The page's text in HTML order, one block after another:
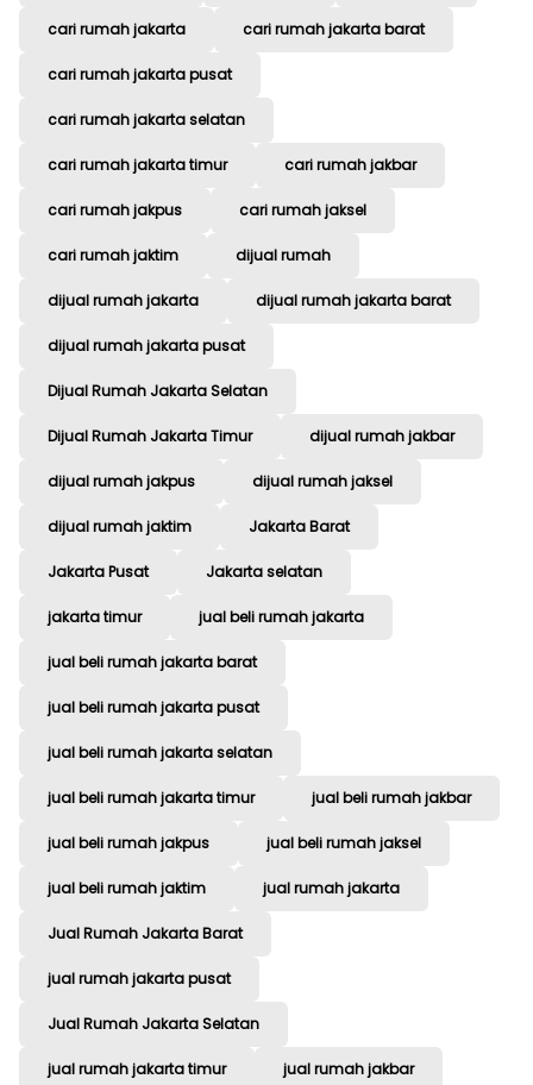
cari rumah jakarta cari rumah jakarta barat
cari rumah jakarta pusat
cari rumah jakarta selatan
cari rumah jakarta timur cari rumah jakbar
cari rumah jakpus cari rumah jaksel
cari rumah jaktim dijual rumah
dijual rumah jakarta dijual rumah jakarta barat
dijual rumah jakarta pusat
Dijual Rumah Jakarta Selatan
Dijual Rumah Jakarta Timur dijual rumah jakbar
dijual rumah jakpus dijual rumah jaksel
dijual rumah jaktim Jakarta Barat
Jakarta Pusat Jakarta selatan
jakarta timur jual beli rumah jakarta
jual beli rumah jakarta barat
jual beli rumah jakarta pusat
jual beli rumah jakarta selatan
jual beli rumah jakarta timur jual beli rumah jakbar
jual beli rumah jakpus jual beli rumah jaksel
jual beli rumah jaktim jual rumah jakarta
Jual Rumah Jakarta Barat
jual rumah jakarta pusat
Jual Rumah Jakarta Selatan
jual rumah jakarta timur jual rumah jakbar